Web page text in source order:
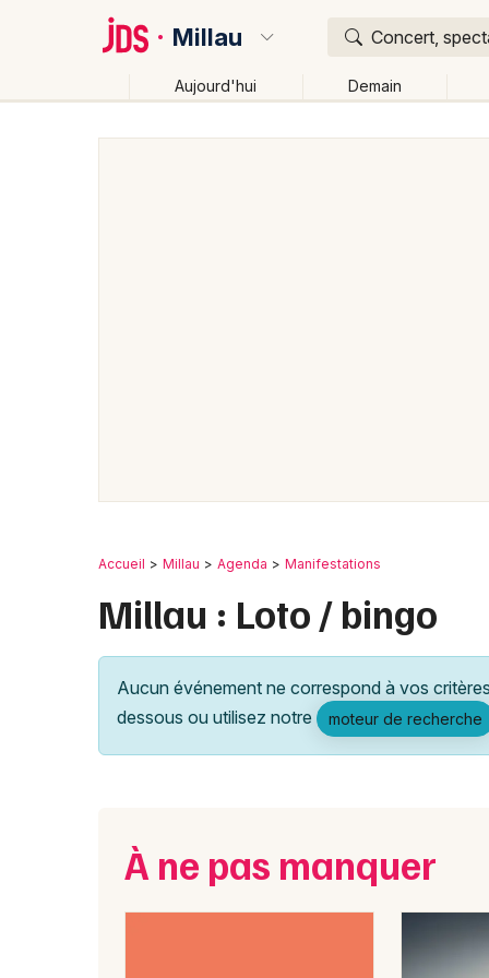
Millau Concert,
Aujourd'hui Demain
Accueil Millau Agenda Manifestations
Millau : Loto / bingo
Aucun événement ne correspond à vos
dessous ou utilisez notre
moteur de recherche
À ne pas manquer